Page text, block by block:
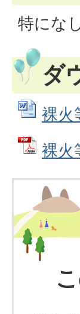
特にな
ダ
裸火
裸火